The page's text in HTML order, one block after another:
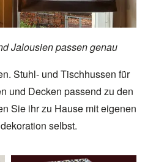
Jalousien passen genau
Stuhl- und Tischhussen für
und Decken passend zu den
Sie ihr zu Hause mit eigenen
selbst.